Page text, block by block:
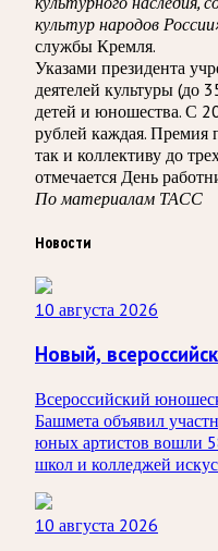
культур народов
службы Кремля.
Указами президента
деятелей культуры (до
детей и юношества. С
рублей каждая. Премия
так и коллективу до
отмечается День
По материалам ТАСС
Новости
10 августа 2026
Новый,
Всероссийский
Башмета объявил
юных артистов вошли
школ и колледжей
10 августа 2026